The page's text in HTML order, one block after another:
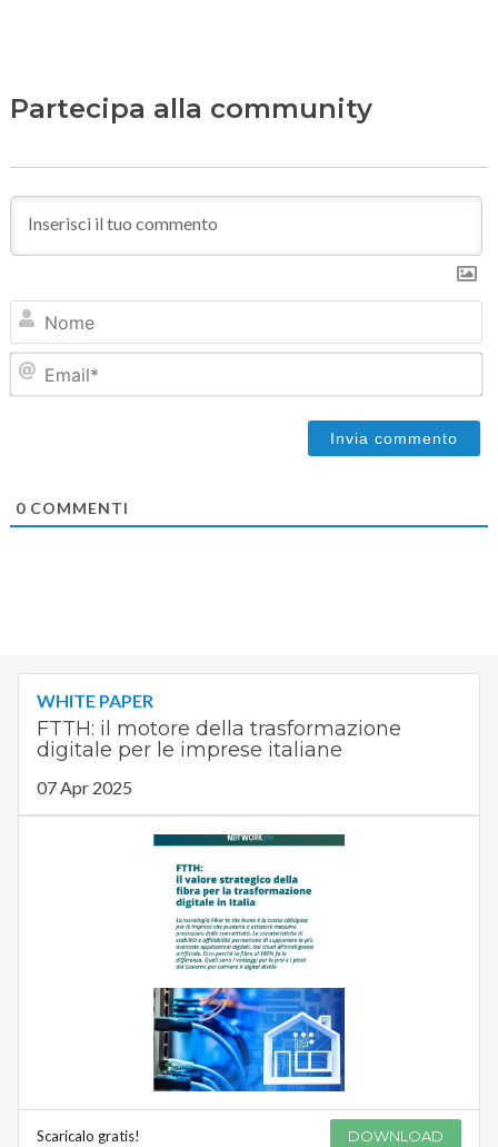
Partecipa alla community
0COMMENTI
WHITE PAPER
FTTH: il motore della trasformazione
digitale per le imprese italiane
07 Apr 2025
Scaricalo gratis! DOWNLOAD